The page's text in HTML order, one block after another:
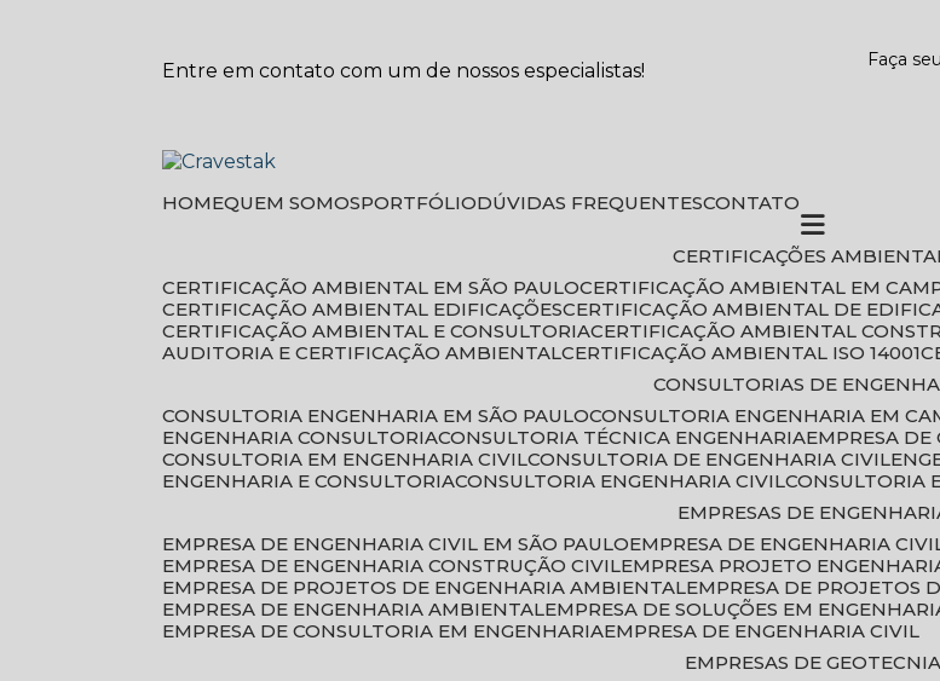
Entre em contato com um de nossos especialistas!
Faça
HOME QUEM SOMOS PORTFÓLIO DÚVIDAS FREQUENTES CONTATO
CERTIFICAÇÕES
CERTIFICAÇÃO AMBIENTAL EM SÃO PAULO
CERTIFICAÇÃO AMBIENTAL EM
CERTIFICAÇÃO AMBIENTAL EDIFICAÇÕES
CERTIFICAÇÃO AMBIENTAL DE
CERTIFICAÇÃO AMBIENTAL E CONSULTORIA
CERTIFICAÇÃO AMBIENTAL
AUDITORIA E CERTIFICAÇÃO AMBIENTAL
CERTIFICAÇÃO AMBIENTAL ISO 14001
CONSULTORIAS DE
CONSULTORIA ENGENHARIA EM SÃO PAULO CONSULTORIA ENGENHARIA EM
ENGENHARIA CONSULTORIA CONSULTORIA TÉCNICA ENGENHARIA EMPRESA
CONSULTORIA EM ENGENHARIA CIVIL CONSULTORIA DE ENGENHARIA CIVIL
ENGENHARIA E CONSULTORIA CONSULTORIA ENGENHARIA CIVIL CONSULTORIA
EMPRESAS DE
EMPRESA DE ENGENHARIA CIVIL EM SÃO PAULO
EMPRESA DE ENGENHARIA
EMPRESA DE ENGENHARIA CONSTRUÇÃO CIVIL EMPRESA PROJETO
EMPRESA DE PROJETOS DE ENGENHARIA AMBIENTAL EMPRESA DE PROJETOS
EMPRESA DE ENGENHARIA AMBIENTAL EMPRESA DE SOLUÇÕES EM
EMPRESA DE CONSULTORIA EM ENGENHARIA EMPRESA DE ENGENHARIA CIVIL
EMPRESAS DE GEOTECNIA